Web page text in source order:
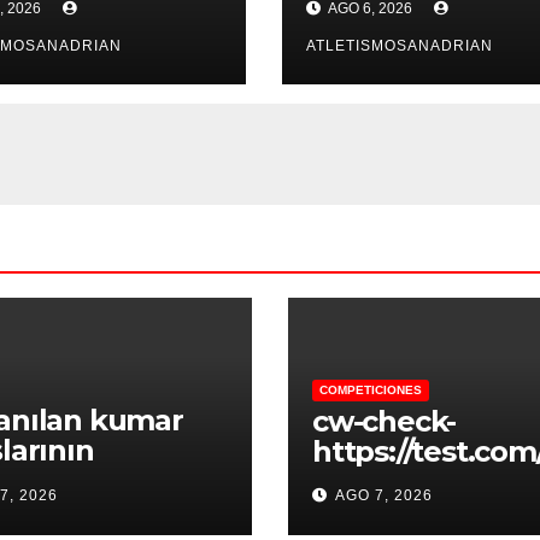
2026
Περισσότερες
Εκπλήξεις από
Spinstar.Bet:
AGO 6, 2026
ATLETISMOSANADRIAN
kumar
yaşayın
2026
COMPETICIONES
cw-check-
https://
AGO 7, 2026